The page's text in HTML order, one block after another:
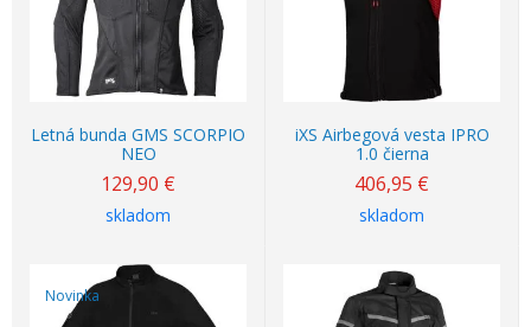
Letná bunda GMS SCORPIO
NEO
129,90 €
skladom
iXS Airbegová vesta IPRO
1.0 čierna
406,95 €
skladom
Novinka